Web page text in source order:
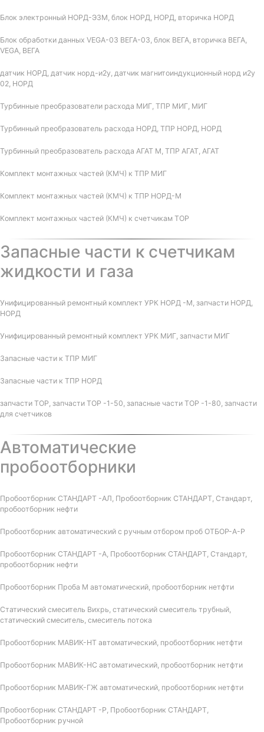
Блок электронный НОРД-Э3М, блок НОРД, НОРД, вторичка НОРД
Блок обработки данных VEGA-03 ВЕГА-03, блок ВЕГА, вторичка ВЕГА,
VEGA, ВЕГА
датчик НОРД, датчик норд-и2у, датчик магнитоиндукционный норд и2у
02, НОРД
Турбинные преобразователи расхода МИГ, ТПР МИГ, МИГ
Турбинный преобразователь расхода НОРД, ТПР НОРД, НОРД
Турбинный преобразователь расхода АГАТ М, ТПР АГАТ, АГАТ
Комплект монтажных частей (КМЧ) к ТПР МИГ
Комплект монтажных частей (КМЧ) к ТПР НОРД-М
Комплект монтажных частей (КМЧ) к счетчикам ТОР
Запасные части к счетчикам
жидкости и газа
Унифицированный ремонтный комплект УРК НОРД -М, запчасти НОРД,
НОРД
Унифицированный ремонтный комплект УРК МИГ, запчасти МИГ
Запасные части к ТПР МИГ
Запасные части к ТПР НОРД
запчасти ТОР, запчасти ТОР -1-50, запасные части ТОР -1-80, запчасти
для счетчиков
Автоматические
пробоотборники
Пробоотборник СТАНДАРТ -АЛ, Пробоотборник СТАНДАРТ, Стандарт,
пробоотборник нефти
Пробоотборник автоматический с ручным отбором проб ОТБОР-А-Р
Пробоотборник СТАНДАРТ -А, Пробоотборник СТАНДАРТ, Стандарт,
пробоотборник нефти
Пробоотборник Проба М автоматический, пробоотборник нетфти
Статический смеситель Вихрь, статический смеситель трубный,
статический смеситель, смеситель потока
Пробоотборник МАВИК-НТ автоматический, пробоотборник нетфти
Пробоотборник МАВИК-НС автоматический, пробоотборник нетфти
Пробоотборник МАВИК-ГЖ автоматический, пробоотборник нетфти
Пробоотборник СТАНДАРТ -Р, Пробоотборник СТАНДАРТ,
Пробоотборник ручной